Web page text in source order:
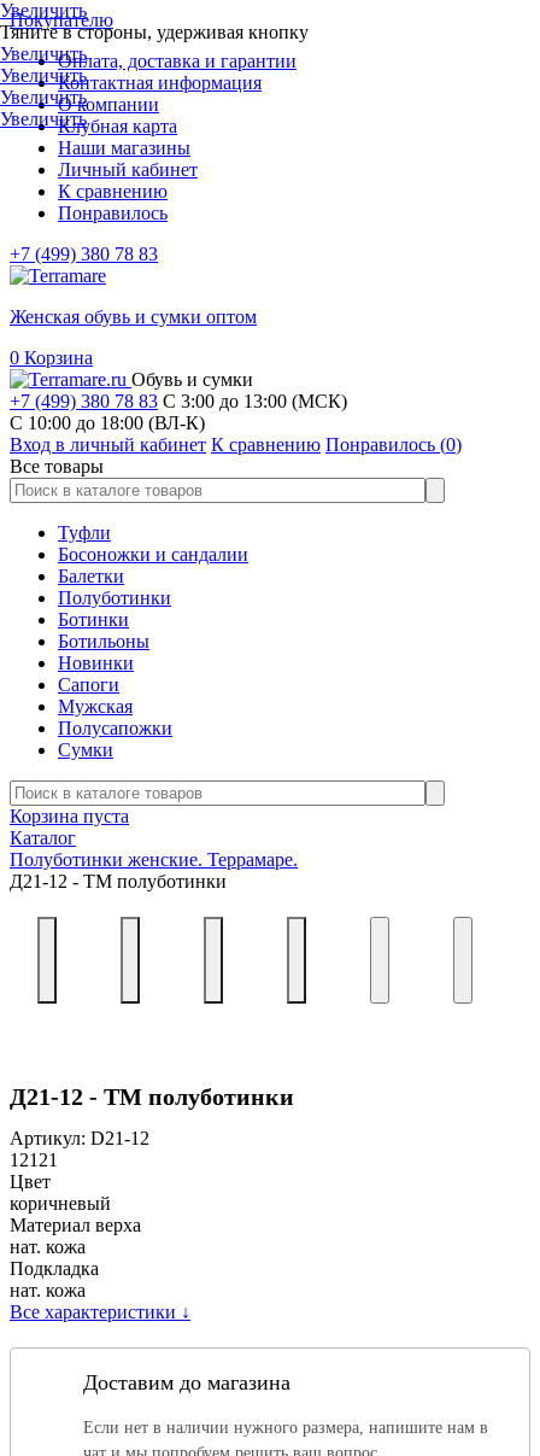
Покупателю
Оплата, доставка и гарантии
Контактная информация
О компании
Клубная карта
Наши магазины
Личный кабинет
К сравнению
Понравилось
+7 (499) 380 78 83
Женская обувь и сумки оптом
0 Корзина
Обувь и сумки
+7 (499) 380 78 83 С 3:00 до 13:00 (МСК)
C 10:00 до 18:00 (ВЛ-К)
Вход в личный кабинет К сравнению Понравилось (0)
Все товары
Туфли
Босоножки и сандалии
Балетки
Полуботинки
Ботинки
Ботильоны
Новинки
Сапоги
Мужская
Полусапожки
Сумки
Корзина пуста
Каталог
Полуботинки женские. Террамаре.
Д21-12 - ТМ полуботинки
Увеличить
Тяните в стороны, удерживая кнопку
Увеличить
Увеличить
Увеличить
Увеличить
Д21-12 - ТМ полуботинки
Артикул: D21-12
12121
Цвет
коричневый
Материал верха
нат. кожа
Подкладка
нат. кожа
Все характеристики ↓
Доставим до магазина
Если нет в наличии нужного размера, напишите нам в